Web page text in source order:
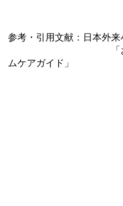
参考・引用文献：日本外
「お母さんに
ムケアガイド」